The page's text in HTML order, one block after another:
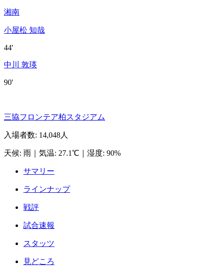
湘南
小屋松 知哉
44'
中川 敦瑛
90'
三協フロンテア柏スタジアム
入場者数: 14,048人
天候: 雨 気温: 27.1℃ 湿度: 90%
サマリー
ラインナップ
戦評
試合速報
スタッツ
見どころ